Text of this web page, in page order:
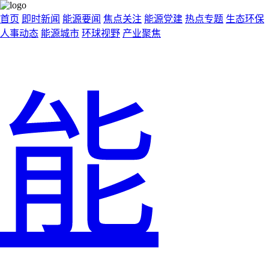
首页 即时新闻 能源要闻 焦点关注 能源党建 热点专题 生态环保
人事动态 能源城市 环球视野 产业聚焦
能